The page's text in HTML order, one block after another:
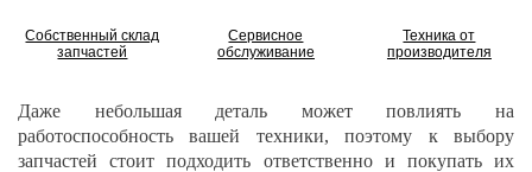
Собственный склад
запчастей
Сервисное
обслуживание
Техника от
производителя
Даже небольшая деталь может повлиять на
работоспособность вашей техники, поэтому к выбору
запчастей стоит подходить ответственно и покупать их